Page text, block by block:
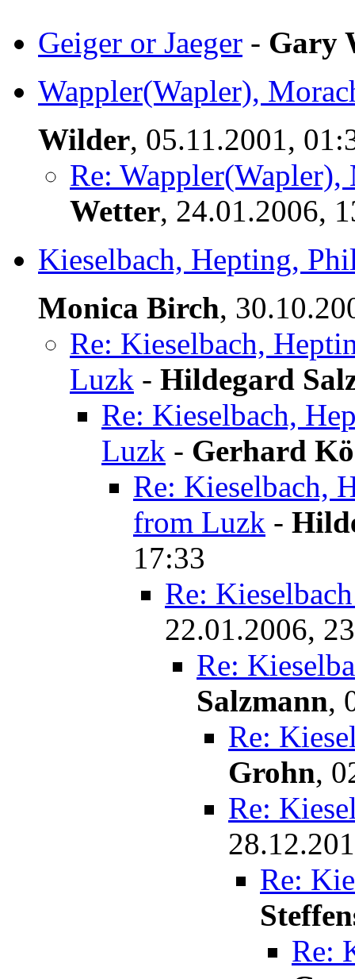
Geiger or Jaeger - Gary
Wappler(Wapler),
Wilder, 05.11.2001,
Re:
Wetter, 24.01.2006,
Kieselbach, Hepting,
Monica Birch,
Re: Kieselbach,
Luzk - Hildegard
Re: Kieselbach,
Luzk - Gerhard
Re: Kieselbach,
from Luzk -
17:33
Re:
22.01.2006,
Re:
Salzmann,
Re:
Grohn,
Re:
Re:
Re: